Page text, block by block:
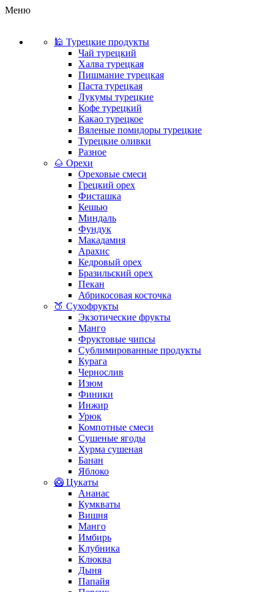
Меню
🕌 Турецкие продукты
Чай турецкий
Халва турецкая
Пишмание турецкая
Паста турецкая
Лукумы турецкие
Кофе турецкий
Какао турецкое
Вяленые помидоры турецкие
Турецкие оливки
Разное
🌰 Орехи
Ореховые смеси
Грецкий орех
Фисташка
Кешью
Миндаль
Фундук
Макадамия
Арахис
Кедровый орех
Бразильский орех
Пекан
Абрикосовая косточка
🍑 Сухофрукты
Экзотические фрукты
Манго
Фруктовые чипсы
Сублимированные продукты
Курага
Чернослив
Изюм
Финики
Инжир
Урюк
Компотные смеси
Сушеные ягоды
Хурма сушеная
Банан
Яблоко
🥝 Цукаты
Ананас
Кумкваты
Вишня
Манго
Имбирь
Клубника
Клюква
Дыня
Папайя